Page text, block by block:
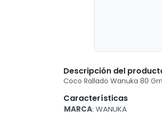
Descripción del
Coco Rallado Wanuka 80
Características
MARCA: WANUKA